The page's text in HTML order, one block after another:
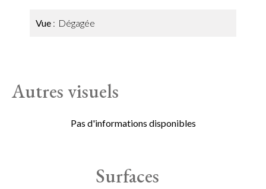
Vue Dégagée
Autres visuels
Pas d'informations disponibles
Surfaces